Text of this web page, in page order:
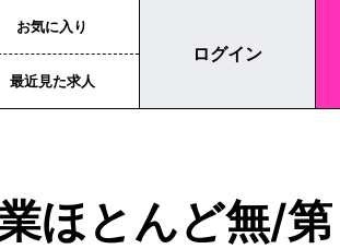
お気に入り
最近見た求人
ログイン
ほとんど無/第